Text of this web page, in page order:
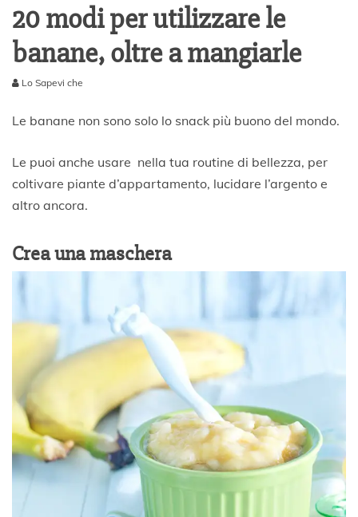
20 modi per utilizzare le
banane, oltre a mangiarle
7
v
b
2
0
Lo Sapevi che
Le banane non sono solo lo snack più buono del mondo.
Le puoi anche usare nella tua routine di bellezza, per
coltivare piante d’appartamento, lucidare l’argento e
altro ancora.
Crea una maschera